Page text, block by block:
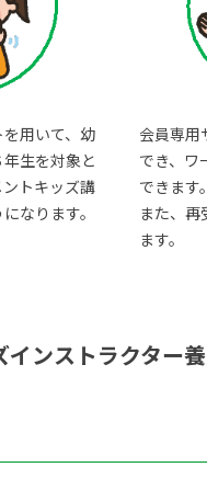
用いて、幼
生を対象と
トキッズ講
なります。
会員専用
でき、ワ
できます。
また、再
ます。
ンストラクター